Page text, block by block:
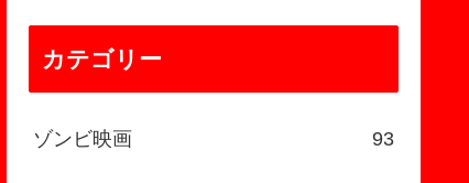
カテゴリー
ゾンビ映画 93